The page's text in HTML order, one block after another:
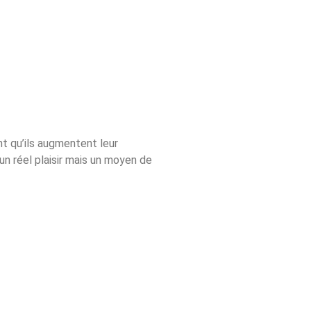
qu’ils augmentent leur
réel plaisir mais un moyen de